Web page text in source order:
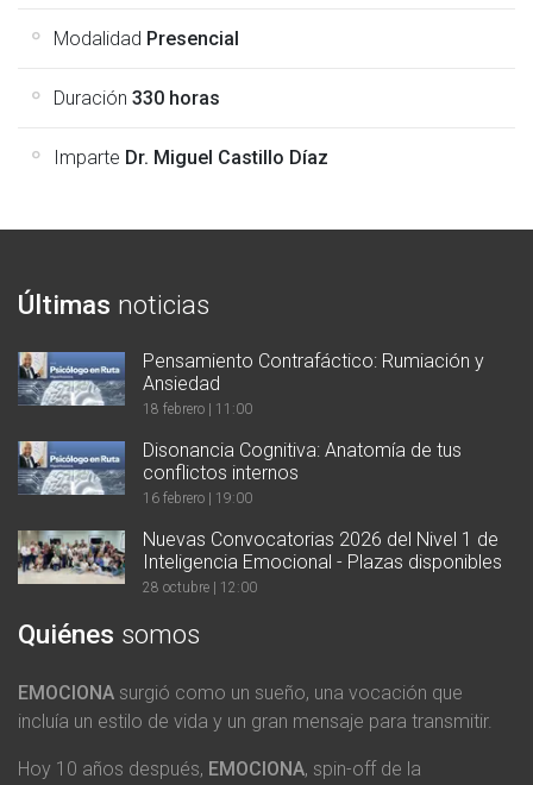
Modalidad Presencial
Duración 330 horas
Imparte Dr. Miguel Castillo Díaz
Últimas noticias
Pensamiento Contrafáctico: Rumiación y
Ansiedad
18 febrero | 11:00
Disonancia Cognitiva: Anatomía de tus
conflictos internos
16 febrero | 19:00
Nuevas Convocatorias 2026 del Nivel 1 de
Inteligencia Emocional - Plazas disponibles
28 octubre | 12:00
Quiénes somos
EMOCIONA surgió como un sueño, una vocación que
incluía un estilo de vida y un gran mensaje para transmitir.
Hoy 10 años después, EMOCIONA, spin-off de la